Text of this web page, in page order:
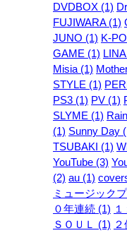
DVDBOX (1)
FUJIWARA (1)
JUNO (1) K-
GAME (1)
Misia (1)
STYLE (1)
PS3 (1) PV (1)
SLYME (1)
(1) Sunny Day
TSUBAKI (1)
YouTube (3)
(2) au (1)
ミュージック
０年連続 (1)
ＳＯＵＬ (1)